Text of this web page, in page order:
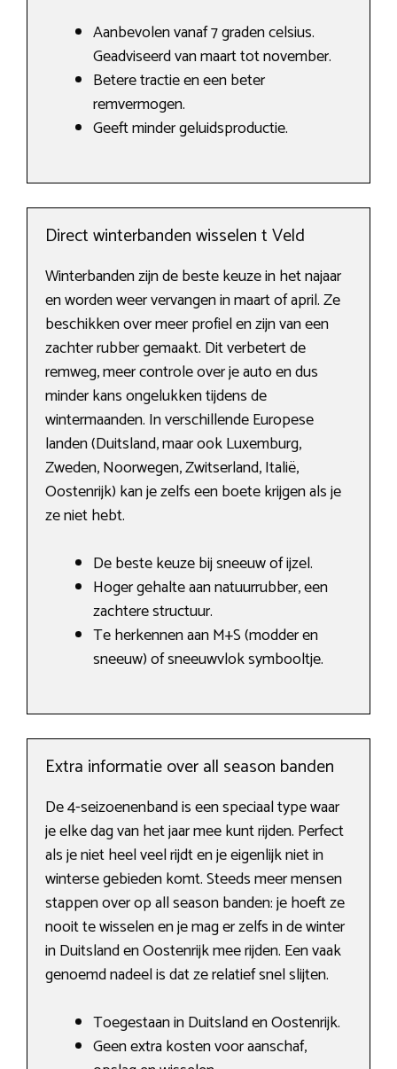
Aanbevolen vanaf 7 graden celsius.
Geadviseerd van maart tot november.
Betere tractie en een beter
remvermogen.
Geeft minder geluidsproductie.
Direct winterbanden wisselen t Veld
Winterbanden zijn de beste keuze in het najaar
en worden weer vervangen in maart of april. Ze
beschikken over meer profiel en zijn van een
zachter rubber gemaakt. Dit verbetert de
remweg, meer controle over je auto en dus
minder kans ongelukken tijdens de
wintermaanden. In verschillende Europese
landen (Duitsland, maar ook Luxemburg,
Zweden, Noorwegen, Zwitserland, Italië,
Oostenrijk) kan je zelfs een boete krijgen als je
ze niet hebt.
De beste keuze bij sneeuw of ijzel.
Hoger gehalte aan natuurrubber, een
zachtere structuur.
Te herkennen aan M+S (modder en
sneeuw) of sneeuwvlok symbooltje.
Extra informatie over all season banden
De 4-seizoenenband is een speciaal type waar
je elke dag van het jaar mee kunt rijden. Perfect
als je niet heel veel rijdt en je eigenlijk niet in
winterse gebieden komt. Steeds meer mensen
stappen over op all season banden: je hoeft ze
nooit te wisselen en je mag er zelfs in de winter
in Duitsland en Oostenrijk mee rijden. Een vaak
genoemd nadeel is dat ze relatief snel slijten.
Toegestaan in Duitsland en Oostenrijk.
Geen extra kosten voor aanschaf,